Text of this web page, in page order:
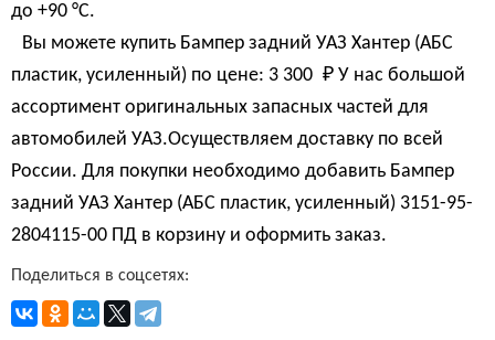
до +90 °C.
Вы можете купить Бампер задний УАЗ Хантер (АБС
пластик, усиленный) по цене: 3 300 ₽ У нас большой
ассортимент оригинальных запасных частей для
автомобилей УАЗ.Осуществляем доставку по всей
России. Для покупки необходимо добавить Бампер
задний УАЗ Хантер (АБС пластик, усиленный) 3151-95-
2804115-00 ПД в корзину и оформить заказ.
Поделиться в соцсетях: